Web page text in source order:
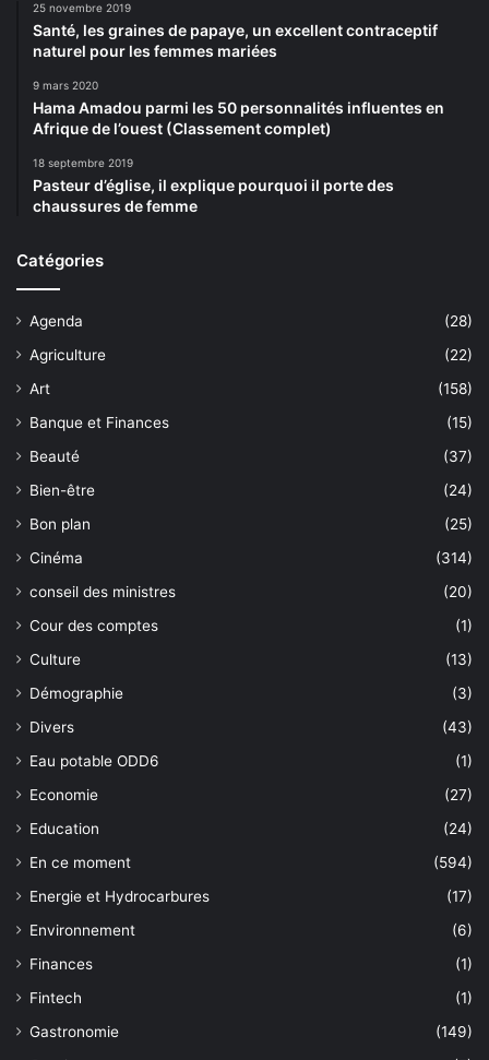
25 novembre 2019
Santé, les graines de papaye, un excellent contraceptif
naturel pour les femmes mariées
9 mars 2020
Hama Amadou parmi les 50 personnalités influentes en
Afrique de l’ouest (Classement complet)
18 septembre 2019
Pasteur d’église, il explique pourquoi il porte des
chaussures de femme
Catégories
Agenda
(28)
Agriculture
(22)
Art
(158)
Banque et Finances
(15)
Beauté
(37)
Bien-être
(24)
Bon plan
(25)
Cinéma
(314)
conseil des ministres
(20)
Cour des comptes
(1)
Culture
(13)
Démographie
(3)
Divers
(43)
Eau potable ODD6
(1)
Economie
(27)
Education
(24)
En ce moment
(594)
Energie et Hydrocarbures
(17)
Environnement
(6)
Finances
(1)
Fintech
(1)
Gastronomie
(149)